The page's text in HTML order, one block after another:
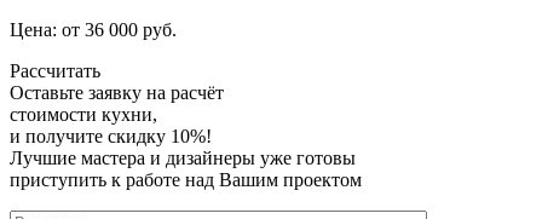
Цена: от 36 000 руб.
Рассчитать
Оставьте заявку на расчёт
стоимости кухни,
и получите скидку 10%!
Лучшие мастера и дизайнеры уже готовы
приступить к работе над Вашим проектом